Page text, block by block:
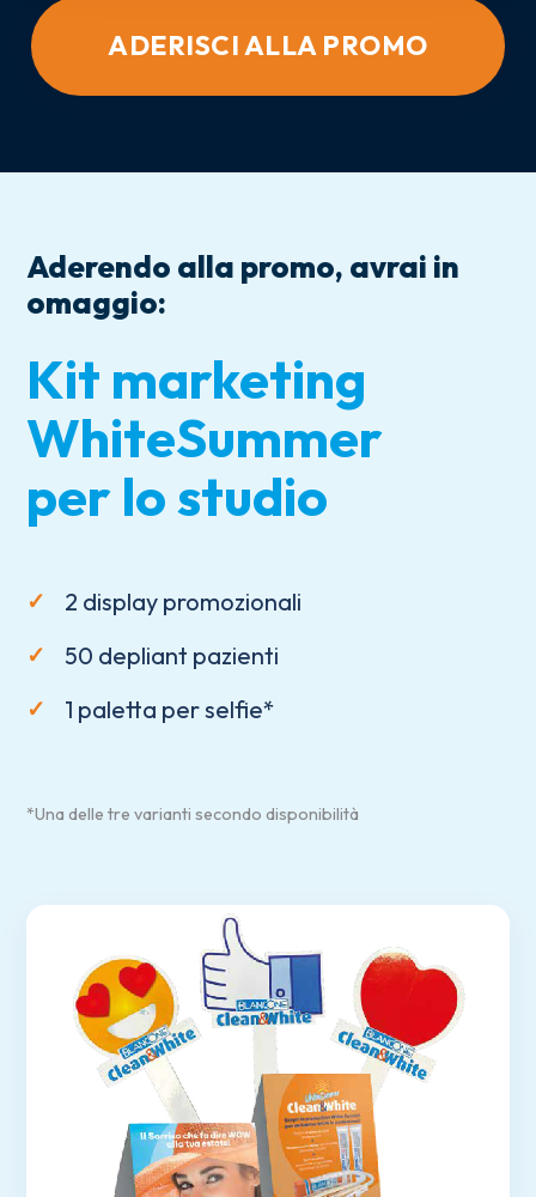
ADERISCI ALLA PROMO
Aderendo alla promo, avrai in
omaggio:
Kit marketing
WhiteSummer
per lo studio
2 display promozionali
50 depliant pazienti
1 paletta per selfie*
*Una delle tre varianti secondo disponibilità